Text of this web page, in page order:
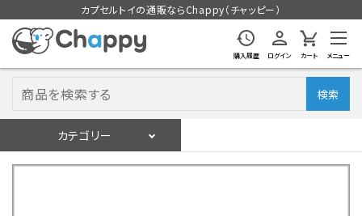
カプセルトイの通販ならChappy（チャッピー）
購入履歴 ログイン カート メニュー
検索
カテゴリー
ログイン 会員登録